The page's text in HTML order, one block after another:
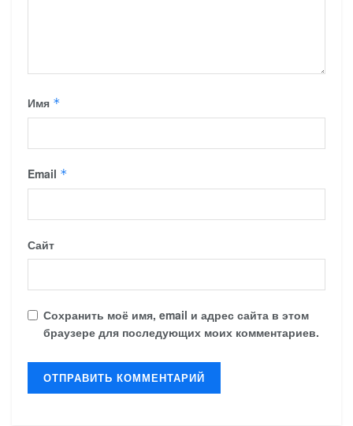
Имя *
Email *
Сайт
Сохранить моё имя, email и адрес сайта в этом
браузере для последующих моих комментариев.